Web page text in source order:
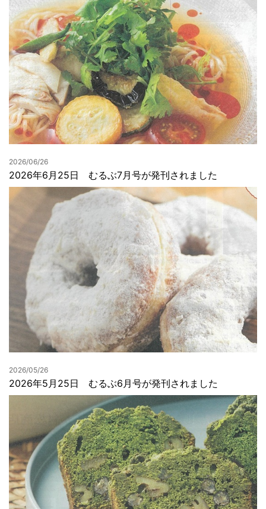
2026/06/26
2026年6月25日 むるぶ7月号が発刊されました
2026/05/26
2026年5月25日 むるぶ6月号が発刊されました